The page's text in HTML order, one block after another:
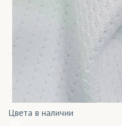
Цвета в наличии